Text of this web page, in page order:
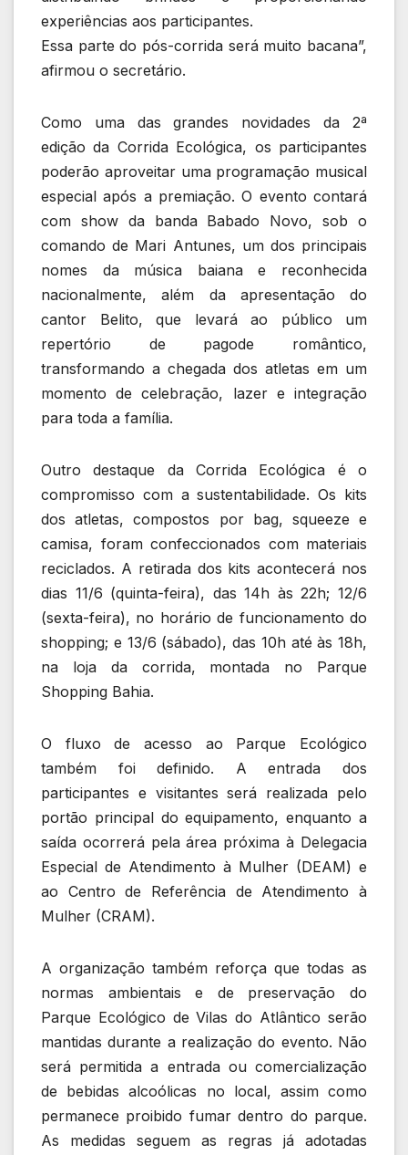
experiências aos participantes.
Essa parte do pós-corrida será muito bacana”,
afirmou o secretário.
Como uma das grandes novidades da 2ª
edição da Corrida Ecológica, os participantes
poderão aproveitar uma programação musical
especial após a premiação. O evento contará
com show da banda Babado Novo, sob o
comando de Mari Antunes, um dos principais
nomes da música baiana e reconhecida
nacionalmente, além da apresentação do
cantor Belito, que levará ao público um
repertório de pagode romântico,
transformando a chegada dos atletas em um
momento de celebração, lazer e integração
para toda a família.
Outro destaque da Corrida Ecológica é o
compromisso com a sustentabilidade. Os kits
dos atletas, compostos por bag, squeeze e
camisa, foram confeccionados com materiais
reciclados. A retirada dos kits acontecerá nos
dias 11/6 (quinta-feira), das 14h às 22h; 12/6
(sexta-feira), no horário de funcionamento do
shopping; e 13/6 (sábado), das 10h até às 18h,
na loja da corrida, montada no Parque
Shopping Bahia.
O fluxo de acesso ao Parque Ecológico
também foi definido. A entrada dos
participantes e visitantes será realizada pelo
portão principal do equipamento, enquanto a
saída ocorrerá pela área próxima à Delegacia
Especial de Atendimento à Mulher (DEAM) e
ao Centro de Referência de Atendimento à
Mulher (CRAM).
A organização também reforça que todas as
normas ambientais e de preservação do
Parque Ecológico de Vilas do Atlântico serão
mantidas durante a realização do evento. Não
será permitida a entrada ou comercialização
de bebidas alcoólicas no local, assim como
permanece proibido fumar dentro do parque.
As medidas seguem as regras já adotadas